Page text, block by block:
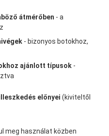
átmérőben - a
- bizonyos botokhoz,
ajánlott típusok -
előnyei (kiviteltől
meg használat közben